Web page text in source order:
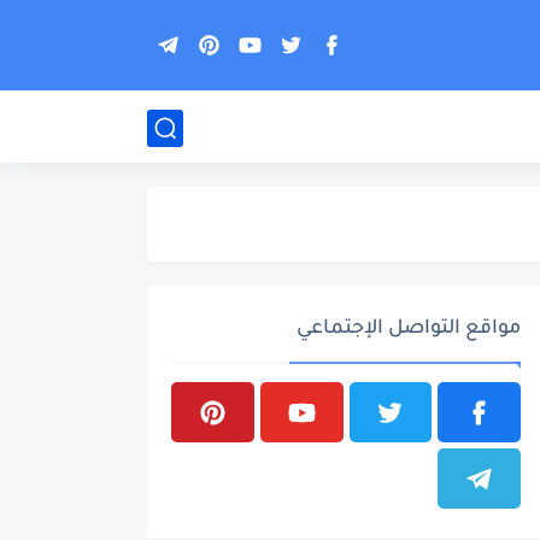
مواقع التواصل الإجتماعي